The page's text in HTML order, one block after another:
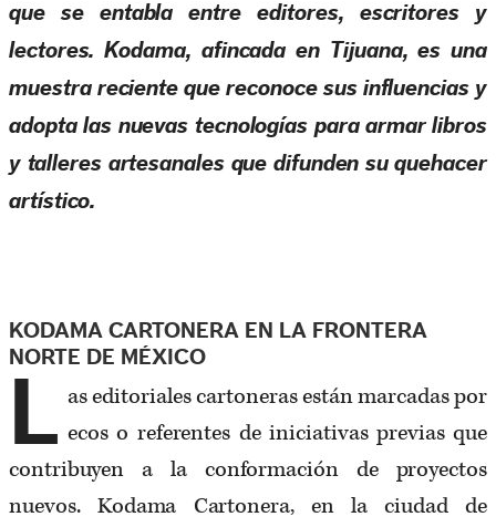
que se entabla entre editores, escritores y
lectores. Kodama, afincada en Tijuana, es una
muestra reciente que reconoce sus influencias y
adopta las nuevas tecnologías para armar libros
y talleres artesanales que difunden su quehacer
artístico.
KODAMA CARTONERA EN LA FRONTERA
NORTE DE MÉXICO
L as editoriales cartoneras están marcadas por
ecos o referentes de iniciativas previas que
contribuyen a la conformación de proyectos
nuevos. Kodama Cartonera, en la ciudad de